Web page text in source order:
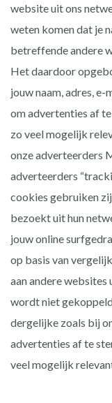
website uit ons
weten komen dat je
betreffende andere
Het daardoor
jouw naam, adres,
om advertenties af
zo veel mogelijk
onze adverteerders
adverteerders
cookies gebruiken zij
bezoekt uit hun
jouw online
op basis van
aan andere
wordt niet gekoppeld
dergelijke zoals bij
advertenties af te
veel mogelijk